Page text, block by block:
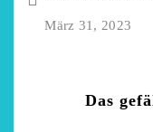
März 31, 2023
Das